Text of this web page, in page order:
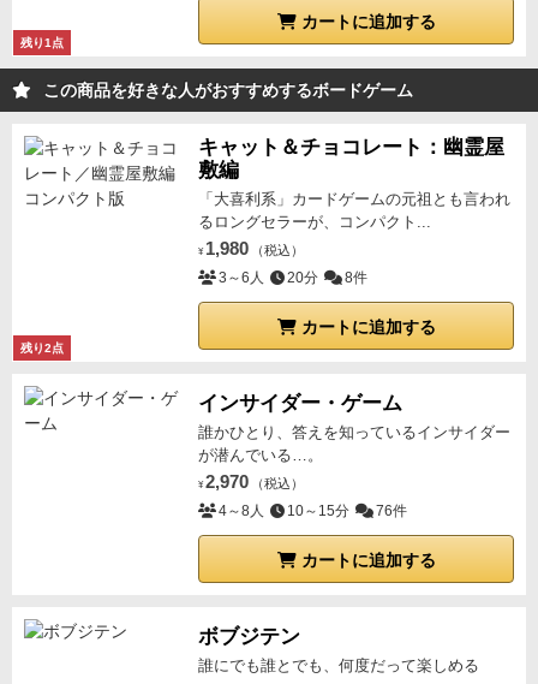
残り1点
カートに追加する
この商品を好きな人がおすすめするボードゲーム
残り2点
キャット＆チョコレート：幽霊屋
敷編
「大喜利系」カードゲームの元祖とも言われ
るロングセラーが、コンパクト...
¥ 1,980 （税込）
3～6人 20分 8件
カートに追加する
インサイダー・ゲーム
誰かひとり、答えを知っているインサイダー
が潜んでいる…。
¥ 2,970 （税込）
4～8人 10～15分 76件
カートに追加する
ボブジテン
誰にでも誰とでも、何度だって楽しめる